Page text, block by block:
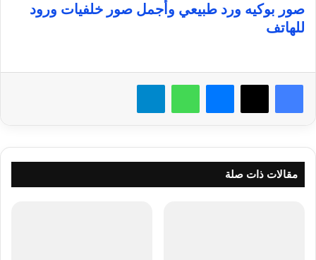
صور بوكيه ورد طبيعي وأجمل صور خلفيات ورود
للهاتف
فيسبوك X ماسنجر واتساب
مقالات ذات صلة